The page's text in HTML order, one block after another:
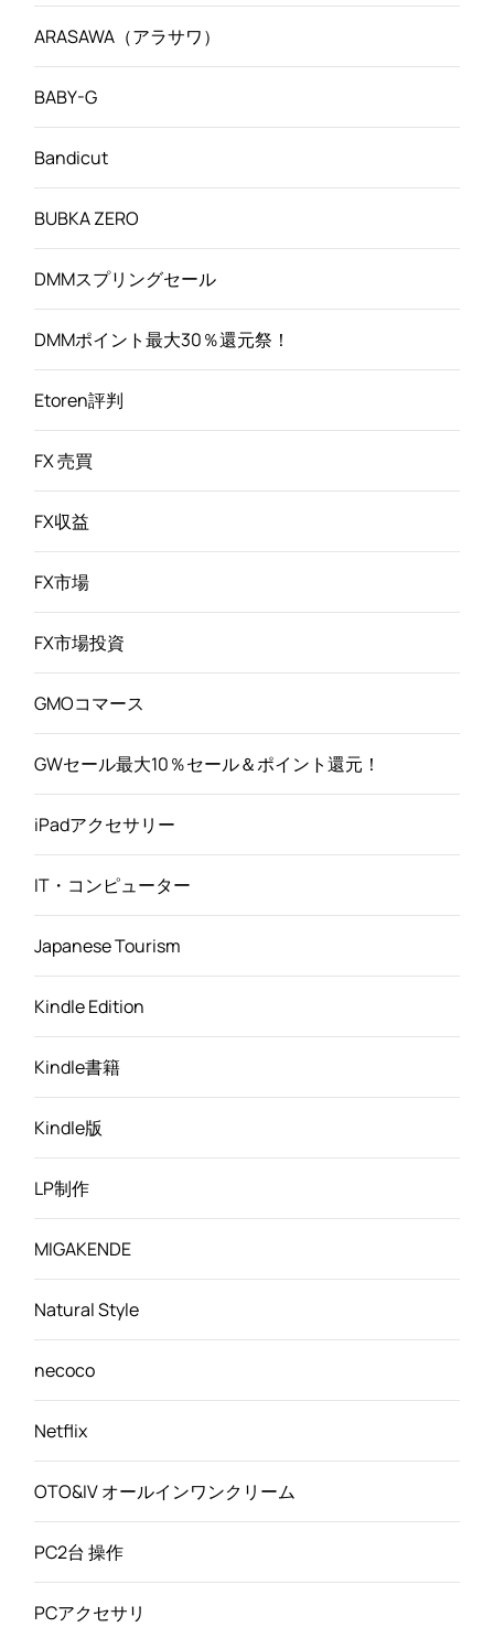
ARASAWA（アラサワ）
BABY-G
Bandicut
BUBKA ZERO
DMMスプリングセール
DMMポイント最大30％還元祭！
Etoren評判
FX 売買
FX収益
FX市場
FX市場投資
GMOコマース
GWセール最大10％セール＆ポイント還元！
iPadアクセサリー
IT・コンピューター
Japanese Tourism
Kindle Edition
Kindle書籍
Kindle版
LP制作
MIGAKENDE
Natural Style
necoco
Netflix
OTO&IV オールインワンクリーム
PC2台 操作
PCアクセサリ